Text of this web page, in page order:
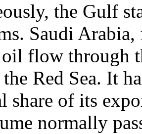
the Gulf
Saudi
oil flow through
Red Sea. It
share of its
normally